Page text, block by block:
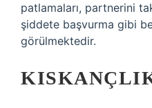
patlamaları, partnerini
şiddete başvurma gibi
görülmektedir.